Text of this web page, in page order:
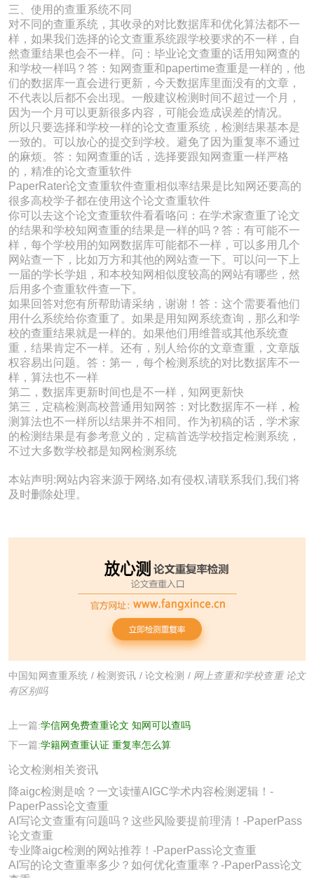
三、使用的查重系统不同
对不同的查重系统，其收录的对比数据库和优化算法都不一
样，如果我们选择的论文查重系统跟学校要求的不一样，自
然查重结果也会不一样。问：毕业论文查重的话用知网查的
和学校一样吗？答：知网查重和papertime查重是一样的，他
们的数据库一直会进行更新，今天数据库里面没有的文章，
不代表以后都不会出现。一般建议检测时间不超过一个月，
因为一个月可以更新很多内容，可能会造成误差的情况。
所以只要选择和学校一样的论文查重系统，检测结果基本是
一致的。可以放心的提交到学校。避免了因为重复率不通过
的麻烦。答：知网查重的话，选择要跟知网查重一样严格
的，精准的论文查重软件
PaperRater论文查重软件查重相似率结果是比知网还要高的
很多高校学子都在使用这个论文查重软件
你可以去这个论文查重软件看看咯问：在学术家查重了论文
的结果和学校知网查重的结果是一样的吗？答：有可能不一
样，每个学校用的知网数据库可能都不一样，可以多用几个
网站查一下，比如万方和其他的网站查一下。可以问一下上
一届的学长学姐，和本校知网相似度较高的网站有哪些，然
后用多个查重软件查一下。
如果回答对您有所帮助请采纳，谢谢！答：这个需要看他们
用什么系统给你查重了。如果是用知网系统查询，那么和学
校的查重结果就是一样的。如果他们用维普或其他系统查
重，结果肯定不一样。还有，别人给你的文章查重，文章版
权容易出问题。答：第一，每个检测系统的对比数据库不一
样，算法也不一样
第二，数据库更新时间也是不一样，知网更新快
第三，定稿检测高校普通用知网答：对比数据库不一样，检
测算法也不一样所以结果并不相同。作为初稿的话，学术家
的检测结果是有参考意义的，定稿首选学校指定检测系统，
不过大多数学校都是知网检测系统
本站声明:网站内容来源于网络,如有侵权,请联系我们,我们将
及时删除处理。
中国知网查重系统 / 检测资讯 / 论文检测 / 网上查重和学校查重 论文
有区别吗
上一篇:学信网免费查重论文 知网可以查吗
下一篇:学籍网查重认证 重复率怎么算
论文检测相关资讯
降aigc检测是啥？一文读懂AIGC学术内容检测逻辑！-
PaperPass论文查重
AI写论文查重有问题吗？这些风险要提前理清！-PaperPass
论文查重
专业降aigc检测的网站推荐！-PaperPass论文查重
AI写的论文查重率多少？如何优化查重率？-PaperPass论文